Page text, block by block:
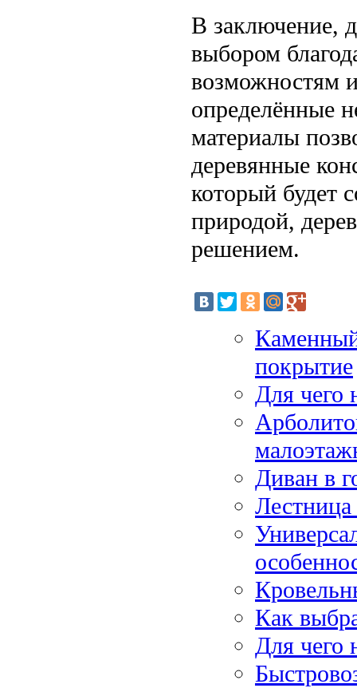
В заключение,
выбором
возможностям
определённые
материалы
деревянные
который будет
природой,
решением.
покрытие
Для чего
Диван в
Лестница
Как
Для чего